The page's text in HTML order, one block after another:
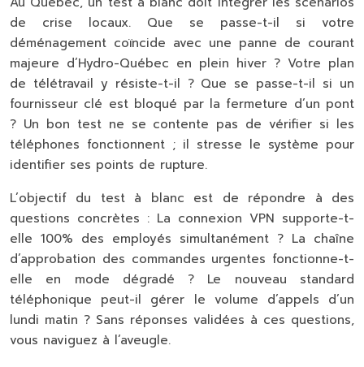
de crise locaux. Que se passe-t-il si votre
déménagement coïncide avec une panne de courant
majeure d’Hydro-Québec en plein hiver ? Votre plan
de télétravail y résiste-t-il ? Que se passe-t-il si un
fournisseur clé est bloqué par la fermeture d’un pont
? Un bon test ne se contente pas de vérifier si les
téléphones fonctionnent ; il stresse le système pour
identifier ses points de rupture.
L’objectif du test à blanc est de répondre à des
questions concrètes : La connexion VPN supporte-t-
elle 100% des employés simultanément ? La chaîne
d’approbation des commandes urgentes fonctionne-t-
elle en mode dégradé ? Le nouveau standard
téléphonique peut-il gérer le volume d’appels d’un
lundi matin ? Sans réponses validées à ces questions,
vous naviguez à l’aveugle.